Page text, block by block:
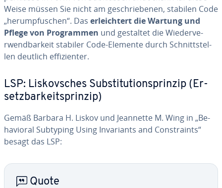
Weise müssen Sie nicht am gesch­riebe­nen, stabilen Code
„herump­fusc­hen“. Das er­leich­tert die Wartung und
Pflege von Prog­ram­men und gestaltet die Wieder­ve­
rwend­bar­keit stabiler Code-Elemente durch Sch­nitts­tel­
len deutlich ef­fizien­ter.
LSP: Lis­kov­sc­hes Subs­ti­tu­tions­pri­nzip (Er­
se­tzbar­keits­pri­nzip)
Gemäß Barbara H. Liskov und Jeannette M. Wing in „Be­
ha­vio­ral Subtyping Using In­va­riants and Const­raints“
besagt das LSP:
Quote